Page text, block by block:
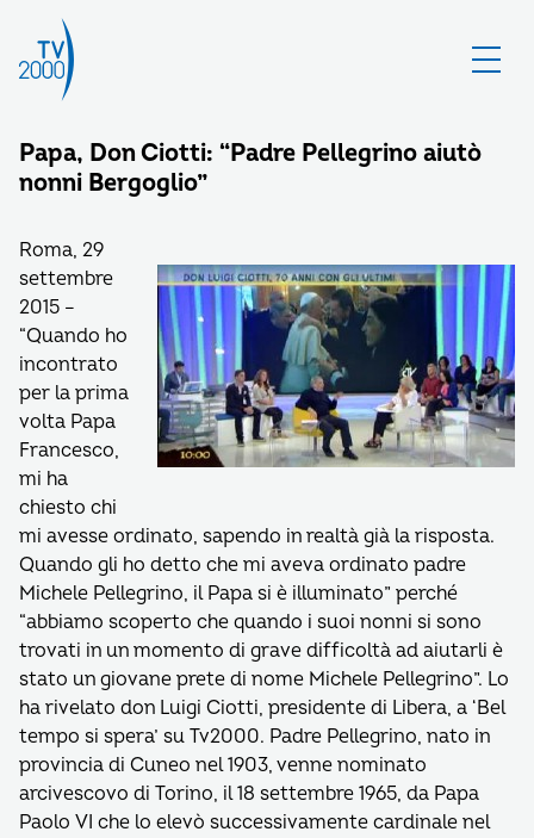
Papa, Don Ciotti: “Padre Pellegrino aiutò
nonni Bergoglio”
Roma, 29
settembre
2015 –
“Quando ho
incontrato
per la prima
volta Papa
Francesco,
mi ha
chiesto chi
mi avesse ordinato, sapendo in realtà già la risposta.
Quando gli ho detto che mi aveva ordinato padre
Michele Pellegrino, il Papa si è illuminato” perché
“abbiamo scoperto che quando i suoi nonni si sono
trovati in un momento di grave difficoltà ad aiutarli è
stato un giovane prete di nome Michele Pellegrino”. Lo
ha rivelato don Luigi Ciotti, presidente di Libera, a ‘Bel
tempo si spera’ su Tv2000. Padre Pellegrino, nato in
provincia di Cuneo nel 1903, venne nominato
arcivescovo di Torino, il 18 settembre 1965, da Papa
Paolo VI che lo elevò successivamente cardinale nel